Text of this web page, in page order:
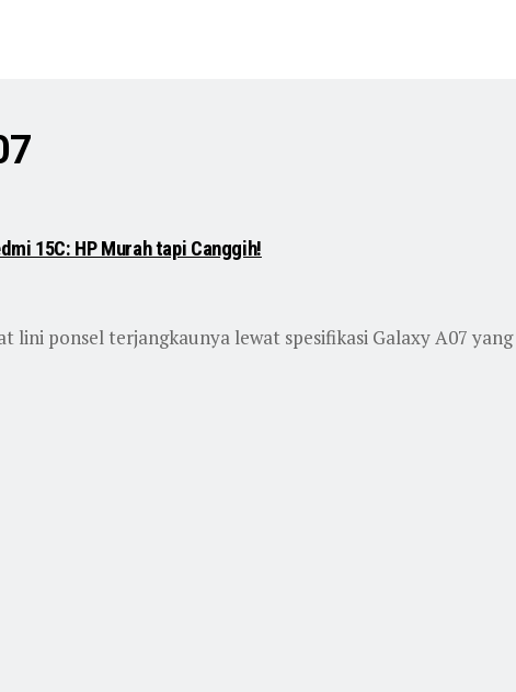
15C: HP Murah tapi Canggih!
lini ponsel terjangkaunya lewat spesifikasi Galaxy A07